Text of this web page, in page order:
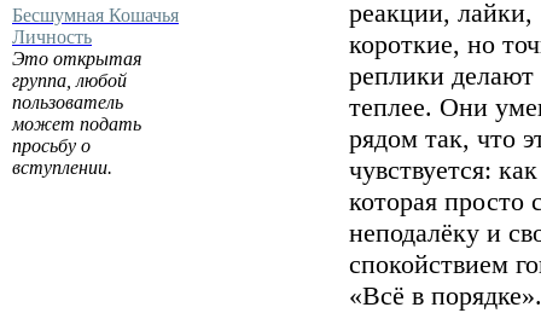
Бесшумная Кошачья
Личность
Это открытая
группа, любой
пользователь
может подать
просьбу о
вступлении.
реакции, лайки,
короткие, но
реплики
теплее. Они
рядом так, что
чувствуется:
которая просто
неподалёку и
спокойствием
«Всё в порядке».